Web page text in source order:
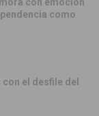
como
el desfile del